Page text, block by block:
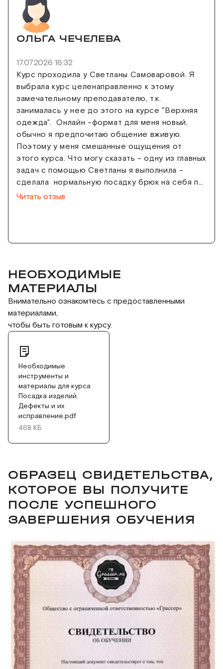
ОЛЬГА ЧЕЧЕЛЕВА
17.07.2026 16:32
Курс проходила у Светланы Самоваровой. Я
выбрала курс целенаправленно к этому
замечательному преподавателю, т.к.
занималась у нее до этого на курсе "Верхняя
одежда". Онлайн -формат для меня новый,
обычно я предпочитаю общение вживую.
Поэтому у меня смешанные ощущения от
этого курса. Что могу сказать - одну из главных
задач с помощью Светланы я выполнила -
сделала нормальную посадку брюк на себя по
индивидуальным лекалам. Также сшила и
Лично мне было трудно переносить
любит
Читать отзыв
НЕОБХОДИМЫЕ
МАТЕРИАЛЫ
Внимательно ознакомтесь с предоставленными
материалами,
чтобы быть готовым к курсу.
Необходимые
инструменты и
материалы для курса
Посадка изделий.
Дефекты и их
исправление.pdf
468 КБ
ОБРАЗЕЦ СВИДЕТЕЛЬСТВА,
КОТОРОЕ ВЫ ПОЛУЧИТЕ
ПОСЛЕ УСПЕШНОГО
ЗАВЕРШЕНИЯ ОБУЧЕНИЯ